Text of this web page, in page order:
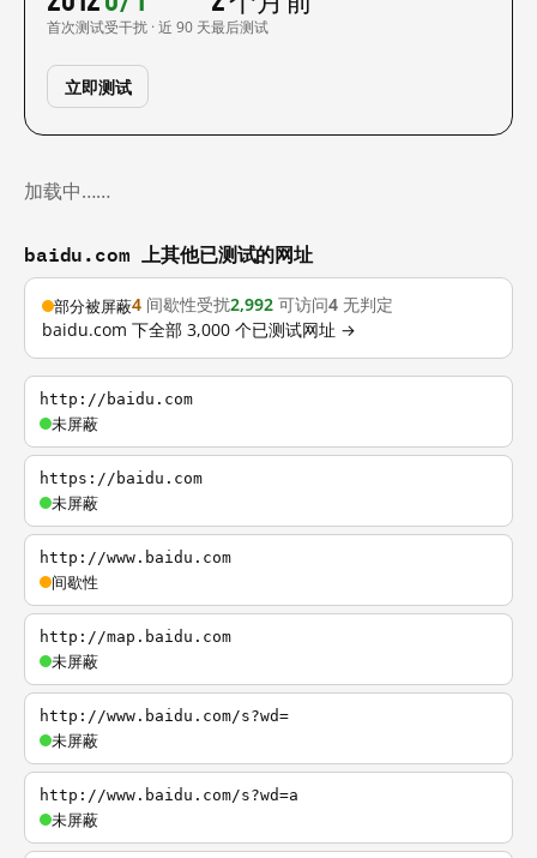
首次测试受干扰 · 近 90 天最后测试
立即测试
加载中……
baidu.com 上其他已测试的网址
部分被屏蔽4 间歇性受扰2,992 可访问4 无判定
baidu.com 下全部 3,000 个已测试网址 →
http://baidu.com
未屏蔽
https://baidu.com
未屏蔽
http://www.baidu.com
间歇性
http://map.baidu.com
未屏蔽
http://www.baidu.com/s?wd=
未屏蔽
http://www.baidu.com/s?wd=a
未屏蔽